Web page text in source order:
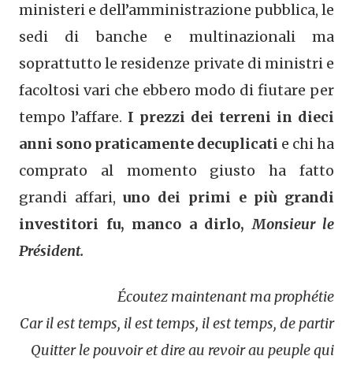
ministeri e dell’amministrazione pubblica, le
sedi di banche e multinazionali ma
soprattutto le residenze private di ministri e
facoltosi vari che ebbero modo di fiutare per
tempo l’affare. I prezzi dei terreni in dieci
anni sono praticamente decuplicati e chi ha
comprato al momento giusto ha fatto
grandi affari,uno dei primi e più grandi
investitori fu, manco a dirlo,Monsieur le
Président.
Écoutez maintenant ma prophétie
Car il est temps, il est temps, il est temps, de partir
Quitter le pouvoir et dire au revoir au peuple qui